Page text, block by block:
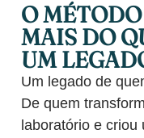
O
MAIS DO
UM
Um legado de
De quem
laboratório e